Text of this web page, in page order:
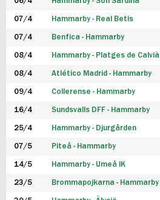
07/4 Hammarby - Real Betis
07/4 Benfica - Hammarby
08/4 Hammarby - Platges de Calvià
08/4 Atlético Madrid - Hammarby
09/4 Collerense - Hammarby
16/4 Sundsvalls DFF - Hammarby
25/4 Hammarby - Djurgården
07/5 Piteå - Hammarby
14/5 Hammarby - Umeå IK
23/5 Brommapojkarna - Hammarby